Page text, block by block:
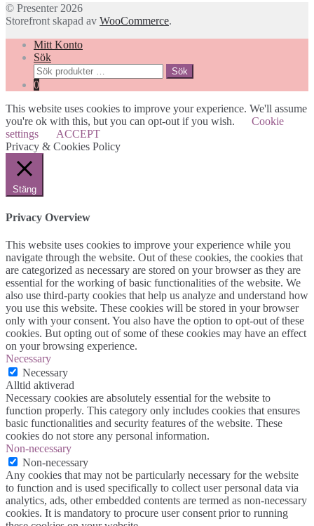
© Presenter 2026
Storefront skapad av WooCommerce.
Mitt Konto
Sök
Sök
efter:
Sök
0
This website uses cookies to improve your experience. We'll assume
you're ok with this, but you can opt-out if you wish.
Cookie
settings
ACCEPT
Privacy & Cookies Policy
Stäng
Privacy Overview
This website uses cookies to improve your experience while you
navigate through the website. Out of these cookies, the cookies that
are categorized as necessary are stored on your browser as they are
essential for the working of basic functionalities of the website. We
also use third-party cookies that help us analyze and understand how
you use this website. These cookies will be stored in your browser
only with your consent. You also have the option to opt-out of these
cookies. But opting out of some of these cookies may have an effect
on your browsing experience.
Necessary
Necessary
Alltid aktiverad
Necessary cookies are absolutely essential for the website to
function properly. This category only includes cookies that ensures
basic functionalities and security features of the website. These
cookies do not store any personal information.
Non-necessary
Non-necessary
Any cookies that may not be particularly necessary for the website
to function and is used specifically to collect user personal data via
analytics, ads, other embedded contents are termed as non-necessary
cookies. It is mandatory to procure user consent prior to running